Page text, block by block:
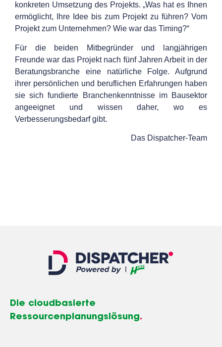
konkreten Umsetzung des Projekts. „Was hat es Ihnen
ermöglicht, Ihre Idee bis zum Projekt zu führen? Vom
Projekt zum Unternehmen? Wie war das Timing?“
Für die beiden Mitbegründer und langjährigen
Freunde war das Projekt nach fünf Jahren Arbeit in der
Beratungsbranche eine natürliche Folge. Aufgrund
ihrer persönlichen und beruflichen Erfahrungen haben
sie sich fundierte Branchenkenntnisse im Bausektor
angeeignet und wissen daher, wo es
Verbesserungsbedarf gibt.
Das Dispatcher-Team
Die cloudbasierte
Ressourcenplanungslösung.